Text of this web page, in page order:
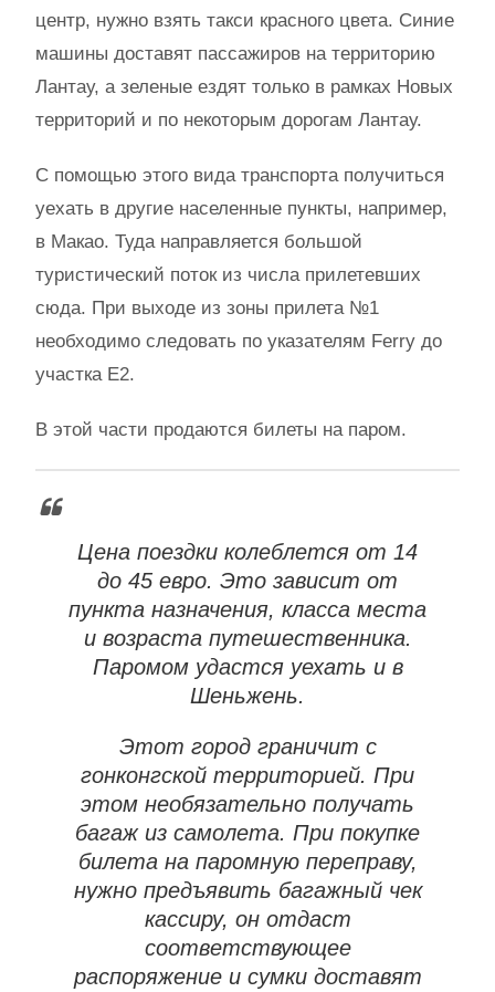
центр, нужно взять такси красного цвета. Синие
машины доставят пассажиров на территорию
Лантау, а зеленые ездят только в рамках Новых
территорий и по некоторым дорогам Лантау.
С помощью этого вида транспорта получиться
уехать в другие населенные пункты, например,
в Макао. Туда направляется большой
туристический поток из числа прилетевших
сюда. При выходе из зоны прилета №1
необходимо следовать по указателям Ferry до
участка Е2.
В этой части продаются билеты на паром.
Цена поездки колеблется от 14
до 45 евро. Это зависит от
пункта назначения, класса места
и возраста путешественника.
Паромом удастся уехать и в
Шеньжень.
Этот город граничит с
гонконгской территорией. При
этом необязательно получать
багаж из самолета. При покупке
билета на паромную переправу,
нужно предъявить багажный чек
кассиру, он отдаст
соответствующее
распоряжение и сумки доставят